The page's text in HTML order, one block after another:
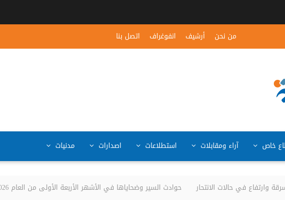
من نحن
أرشيف انفوغراف اتصل بنا
خاص آراء ومقابلات استطلاعات اصدارات مدنيات
حوادث السير وضحاياها في الأشهر الأربعة الأولى من العام 2026 مقارنة مع 2025 وارتفاع في حالات الانتحار